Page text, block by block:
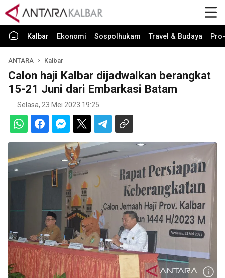
Kalbar Ekonomi Sospolhukam Travel & Budaya
ANTARA Kalbar
Calon haji Kalbar dijadwalkan berangkat
15-21 Juni dari Embarkasi Batam
Selasa, 23 Mei 2023 19:25